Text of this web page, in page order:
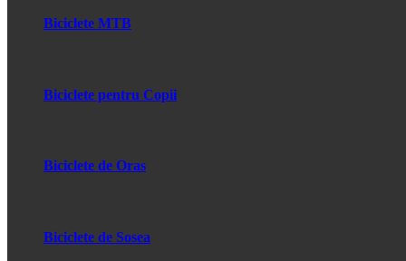
Biciclete MTB
Biciclete pentru Copii
Biciclete de Oras
Biciclete de Sosea